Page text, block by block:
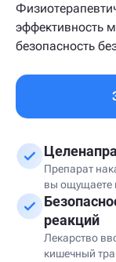
эффективность
безопасность
Препарат
вы ощущаете
реакций
Лекарство
кишечный